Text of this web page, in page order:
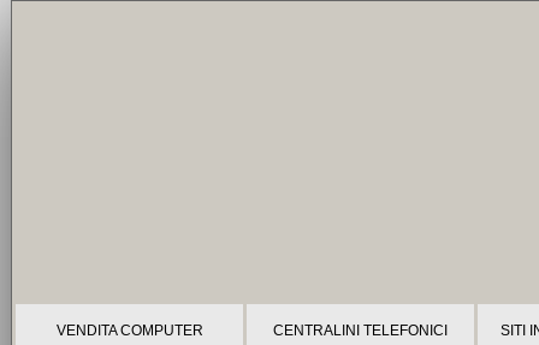
VENDITA COMPUTER CENTRALINI TELEFONICI SITI